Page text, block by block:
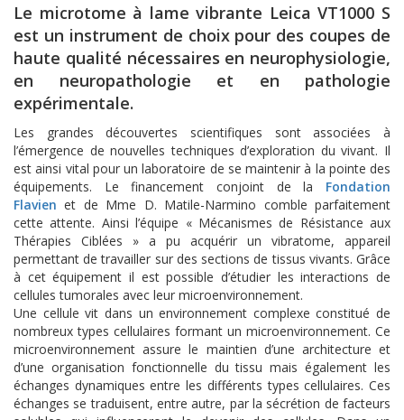
Le microtome à lame vibrante Leica VT1000 S
est un instrument de choix pour des coupes de
haute qualité nécessaires en neurophysiologie,
en neuropathologie et en pathologie
expérimentale.
Les grandes découvertes scientifiques sont associées à
l’émergence de nouvelles techniques d’exploration du vivant. Il
est ainsi vital pour un laboratoire de se maintenir à la pointe des
équipements. Le financement conjoint de la Fondation
Flavien et de Mme D. Matile-Narmino comble parfaitement
cette attente. Ainsi l’équipe « Mécanismes de Résistance aux
Thérapies Ciblées » a pu acquérir un vibratome, appareil
permettant de travailler sur des sections de tissus vivants. Grâce
à cet équipement il est possible d’étudier les interactions de
cellules tumorales avec leur microenvironnement.
Une cellule vit dans un environnement complexe constitué de
nombreux types cellulaires formant un microenvironnement. Ce
microenvironnement assure le maintien d’une architecture et
d’une organisation fonctionnelle du tissu mais également les
échanges dynamiques entre les différents types cellulaires. Ces
échanges se traduisent, entre autre, par la sécrétion de facteurs